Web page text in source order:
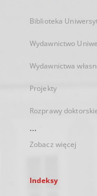
Biblioteka
Wydawnictwo
Wydawnictwa
Projekty
Rozprawy
...
Zobacz więcej
Indeksy